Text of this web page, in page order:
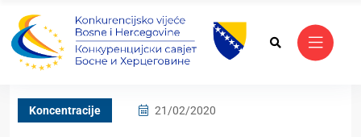
Koncentracije 21/02/2020